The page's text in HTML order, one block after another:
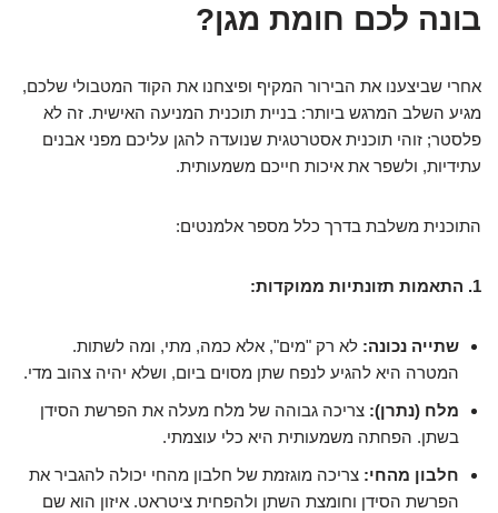
בונה לכם חומת מגן?
אחרי שביצענו את הבירור המקיף ופיצחנו את הקוד המטבולי שלכם,
מגיע השלב המרגש ביותר: בניית תוכנית המניעה האישית. זה לא
פלסטר; זוהי תוכנית אסטרטגית שנועדה להגן עליכם מפני אבנים
עתידיות, ולשפר את איכות חייכם משמעותית.
התוכנית משלבת בדרך כלל מספר אלמנטים:
1. התאמות תזונתיות ממוקדות:
שתייה נכונה: לא רק "מים", אלא כמה, מתי, ומה לשתות.
המטרה היא להגיע לנפח שתן מסוים ביום, ושלא יהיה צהוב מדי.
מלח (נתרן): צריכה גבוהה של מלח מעלה את הפרשת הסידן
בשתן. הפחתה משמעותית היא כלי עוצמתי.
חלבון מהחי: צריכה מוגזמת של חלבון מהחי יכולה להגביר את
הפרשת הסידן וחומצת השתן ולהפחית ציטראט. איזון הוא שם